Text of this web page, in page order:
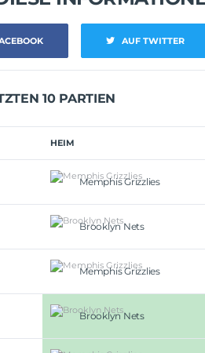
AUF TWITTER
10 PARTIEN
HEIM
Memphis Grizzlies
Brooklyn Nets
Memphis Grizzlies
Brooklyn Nets